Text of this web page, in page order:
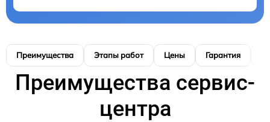
Преимущества Этапы работ Цены Гарантия
Преимущества сервис-
центра